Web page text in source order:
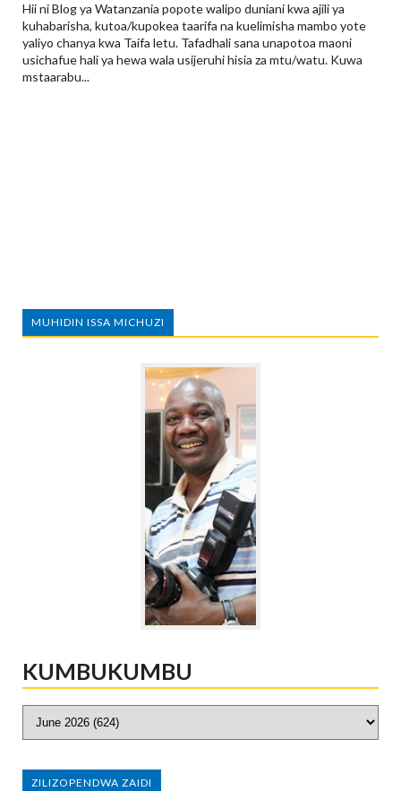
Hii ni Blog ya Watanzania popote walipo duniani kwa ajili ya
kuhabarisha, kutoa/kupokea taarifa na kuelimisha mambo yote
yaliyo chanya kwa Taifa letu. Tafadhali sana unapotoa maoni
usichafue hali ya hewa wala usijeruhi hisia za mtu/watu. Kuwa
mstaarabu...
MUHIDIN ISSA MICHUZI
KUMBUKUMBU
ZILIZOPENDWA ZAIDI